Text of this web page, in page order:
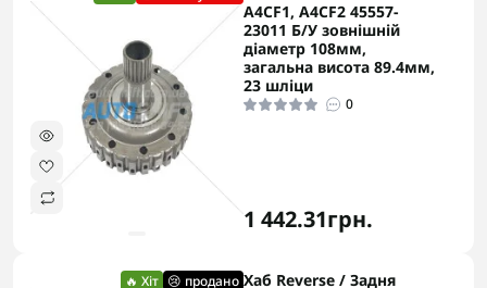
A4CF1, A4CF2 45557-
23011 Б/У зовнішній
діаметр 108мм,
загальна висота 89.4мм,
23 шліци
0
1 442.31грн.
🔥 Хіт 😢 продано Хаб Reverse / Задня